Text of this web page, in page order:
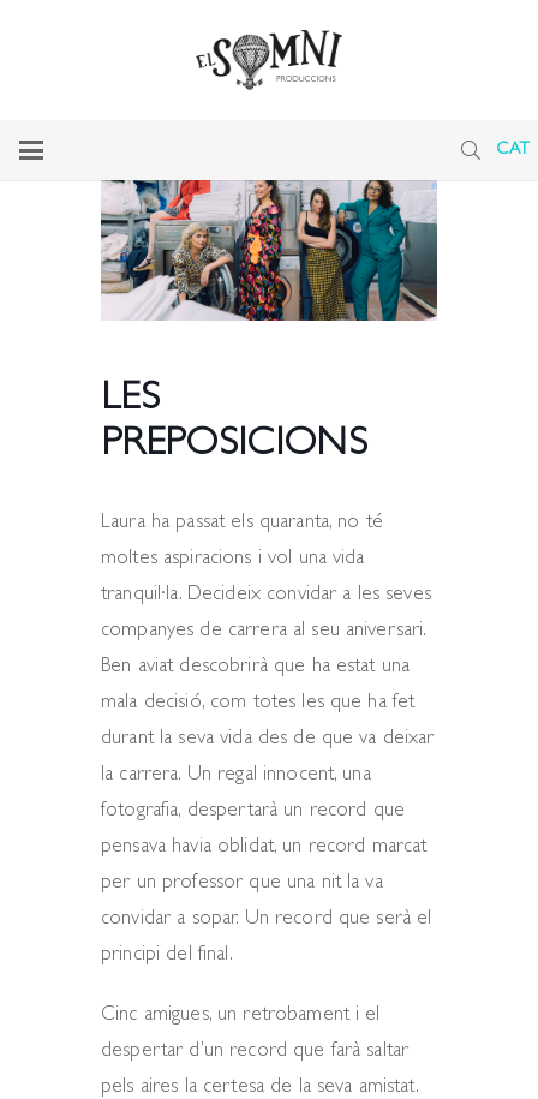
CAT
LES
PREPOSICIONS
Laura ha passat els quaranta, no té
moltes aspiracions i vol una vida
tranquil·la. Decideix convidar a les seves
companyes de carrera al seu aniversari.
Ben aviat descobrirà que ha estat una
mala decisió, com totes les que ha fet
durant la seva vida des de que va deixar
la carrera. Un regal innocent, una
fotografia, despertarà un record que
pensava havia oblidat, un record marcat
per un professor que una nit la va
convidar a sopar. Un record que serà el
principi del final.
Cinc amigues, un retrobament i el
despertar d’un record que farà saltar
pels aires la certesa de la seva amistat.